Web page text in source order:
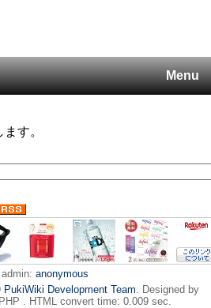
Menu
す。
anonymous
PukiWiki Development Team. Designed by
. HTML convert time: 0.009 sec.